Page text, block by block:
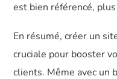
est bien référencé,
En résumé, créer un
cruciale pour booster
clients. Même avec un